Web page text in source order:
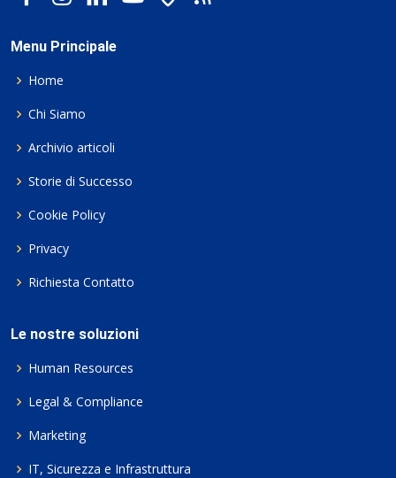
Menu Principale
Home
Chi Siamo
Archivio articoli
Storie di Successo
Cookie Policy
Privacy
Richiesta Contatto
Le nostre soluzioni
Human Resources
Legal & Compliance
Marketing
IT, Sicurezza e Infrastruttura